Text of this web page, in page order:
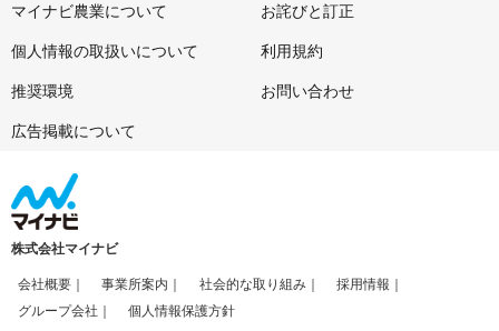
マイナビ農業について お詫びと訂正
個人情報の取扱いについて 利用規約
推奨環境 お問い合わせ
広告掲載について
株式会社マイナビ
会社概要 事業所案内 社会的な取り組み
採用情報
グループ会社
個人情報保護方針